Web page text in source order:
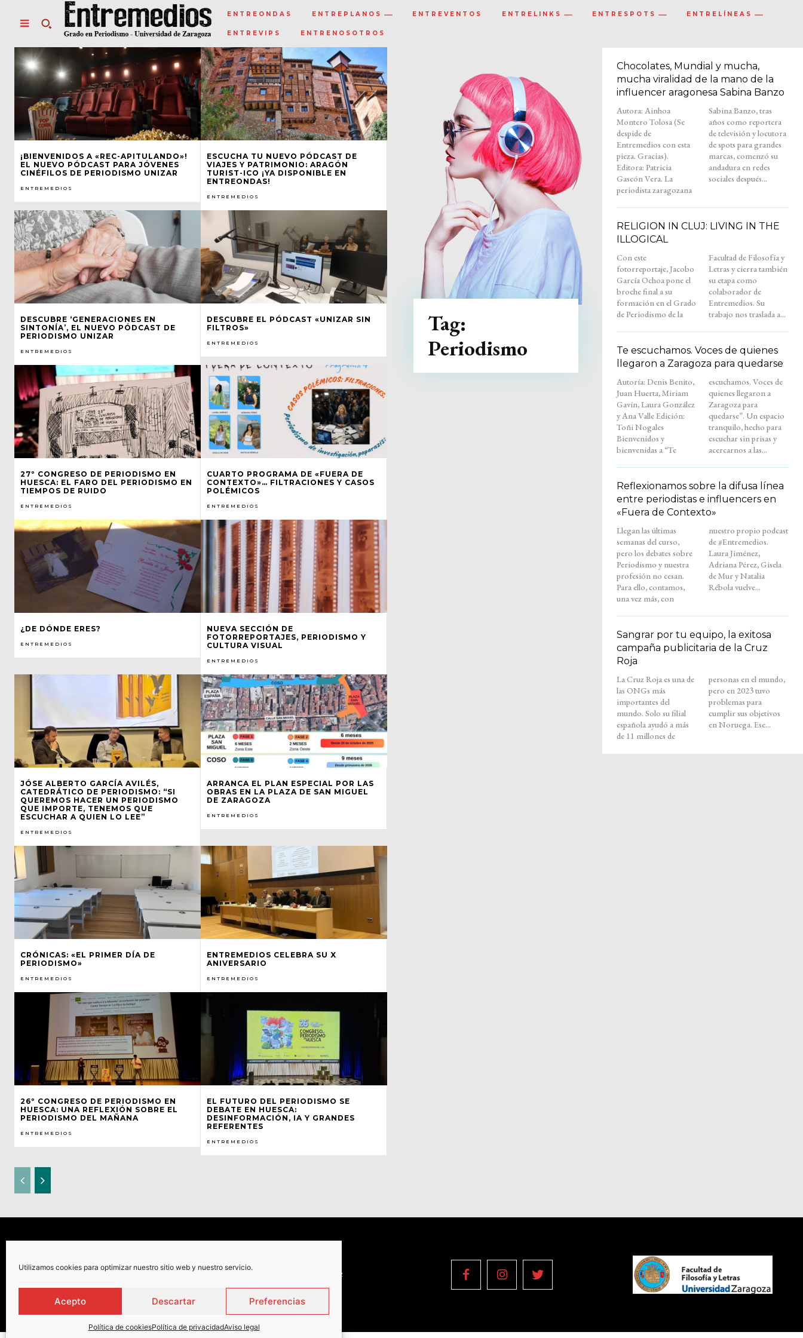
Utilizamos cookies para optimizar nuestro sitio web y nuestro servicio.
Acepto Descartar Preferencias
Política de cookiesPolítica de privacidadAviso legal
ENTREONDAS ENTREPLANOS ENTREVENTOS ENTRELINKS ENTRESPOTS ENTRELÍNEAS
ENTREVIPS ENTRENOSOTROS
¡BIENVENIDOS A «REC-APITULANDO»!
EL NUEVO PÓDCAST PARA JÓVENES
CINÉFILOS DE PERIODISMO UNIZAR
ENTREMEDIOS
ESCUCHA TU NUEVO PÓDCAST DE
VIAJES Y PATRIMONIO: ARAGÓN
TURIST-ICO ¡YA DISPONIBLE EN
ENTREONDAS!
ENTREMEDIOS
DESCUBRE ‘GENERACIONES EN
SINTONÍA’, EL NUEVO PÓDCAST DE
PERIODISMO UNIZAR
ENTREMEDIOS
DESCUBRE EL PÓDCAST «UNIZAR SIN
FILTROS»
ENTREMEDIOS
27º CONGRESO DE PERIODISMO EN
HUESCA: EL FARO DEL PERIODISMO EN
TIEMPOS DE RUIDO
ENTREMEDIOS
CUARTO PROGRAMA DE «FUERA DE
CONTEXTO»… FILTRACIONES Y CASOS
POLÉMICOS
ENTREMEDIOS
¿DE DÓNDE ERES?
ENTREMEDIOS
NUEVA SECCIÓN DE
FOTORREPORTAJES, PERIODISMO Y
CULTURA VISUAL
ENTREMEDIOS
JÓSE ALBERTO GARCÍA AVILÉS,
CATEDRÁTICO DE PERIODISMO: “SI
QUEREMOS HACER UN PERIODISMO
QUE IMPORTE, TENEMOS QUE
ESCUCHAR A QUIEN LO LEE”
ENTREMEDIOS
ARRANCA EL PLAN ESPECIAL POR LAS
OBRAS EN LA PLAZA DE SAN MIGUEL
DE ZARAGOZA
ENTREMEDIOS
CRÓNICAS: «EL PRIMER DÍA DE
PERIODISMO»
ENTREMEDIOS
ENTREMEDIOS CELEBRA SU X
ANIVERSARIO
ENTREMEDIOS
26º CONGRESO DE PERIODISMO EN
HUESCA: UNA REFLEXIÓN SOBRE EL
PERIODISMO DEL MAÑANA
ENTREMEDIOS
EL FUTURO DEL PERIODISMO SE
DEBATE EN HUESCA:
DESINFORMACIÓN, IA Y GRANDES
REFERENTES
ENTREMEDIOS
Tag:
Periodismo
Chocolates, Mundial y mucha,
mucha viralidad de la mano de la
influencer aragonesa Sabina Banzo
Autora: Ainhoa
Montero Tolosa (Se
despide de
Entremedios con esta
pieza. Gracias).
Editora: Patricia
Gascón Vera. La
periodista zaragozana
Sabina Banzo, tras
años como reportera
de televisión y locutora
de spots para grandes
marcas, comenzó su
andadura en redes
sociales después...
RELIGION IN CLUJ: LIVING IN THE
ILLOGICAL
Con este
fotorreportaje, Jacobo
García Ochoa pone el
broche final a su
formación en el Grado
de Periodismo de la
Facultad de Filosofía y
Letras y cierra también
su etapa como
colaborador de
Entremedios. Su
trabajo nos traslada a...
Te escuchamos. Voces de quienes
llegaron a Zaragoza para quedarse
Autoría: Denis Benito,
Juan Huerta, Miriam
Gavín, Laura González
y Ana Valle Edición:
Toñi Nogales
Bienvenidos y
bienvenidas a “Te
escuchamos. Voces de
quienes llegaron a
Zaragoza para
quedarse”. Un espacio
tranquilo, hecho para
escuchar sin prisas y
acercarnos a las...
Reflexionamos sobre la difusa línea
entre periodistas e influencers en
«Fuera de Contexto»
Llegan las últimas
semanas del curso,
pero los debates sobre
Periodismo y nuestra
profesión no cesan.
Para ello, contamos,
una vez más, con
nuestro propio podcast
de #Entremedios.
Laura Jiménez,
Adriana Pérez, Gisela
de Mur y Natalia
Rébola vuelve...
Sangrar por tu equipo, la exitosa
campaña publicitaria de la Cruz
Roja
La Cruz Roja es una de
las ONGs más
importantes del
mundo. Solo su filial
española ayudó a más
de 11 millones de
personas en el mundo,
pero en 2023 tuvo
problemas para
cumplir sus objetivos
en Noruega. Ese...
COPYRIGHT © 2022